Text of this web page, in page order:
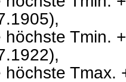
Tmin.
Tmax.